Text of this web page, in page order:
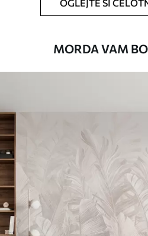
45
Premium vinil
.00 39 €/m²
OGLEJTE SI
MORDA VAM